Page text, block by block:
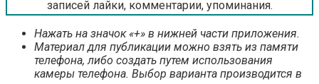
записей лайки, комментарии, упоминания.
Нажать на значок «+» в нижней части приложения.
Материал для публикации можно взять из памяти
телефона, либо создать путем использования
камеры телефона. Выбор варианта производится в